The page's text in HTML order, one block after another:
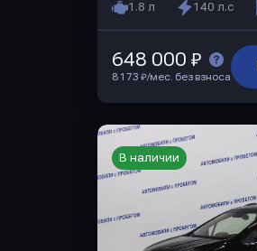
1.8 л 140 л.с
648 000 ₽
8 173 ₽/мес. без взноса
В наличии